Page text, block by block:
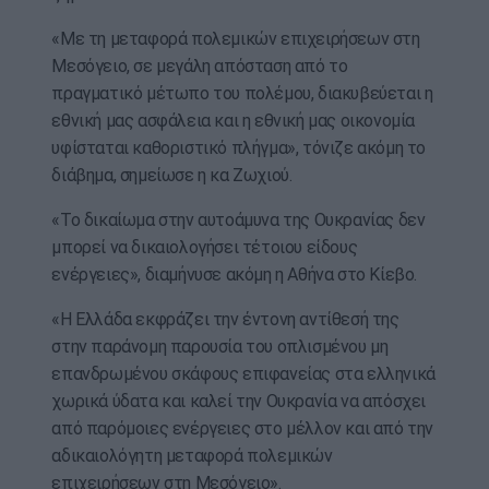
«Με τη μεταφορά πολεμικών επιχειρήσεων στη
Μεσόγειο, σε μεγάλη απόσταση από το
πραγματικό μέτωπο του πολέμου, διακυβεύεται η
εθνική μας ασφάλεια και η εθνική μας οικονομία
υφίσταται καθοριστικό πλήγμα», τόνιζε ακόμη το
διάβημα, σημείωσε η κα Ζωχιού.
«Το δικαίωμα στην αυτοάμυνα της Ουκρανίας δεν
μπορεί να δικαιολογήσει τέτοιου είδους
ενέργειες», διαμήνυσε ακόμη η Αθήνα στο Κίεβο.
«Η Ελλάδα εκφράζει την έντονη αντίθεσή της
στην παράνομη παρουσία του οπλισμένου μη
επανδρωμένου σκάφους επιφανείας στα ελληνικά
χωρικά ύδατα και καλεί την Ουκρανία να απόσχει
από παρόμοιες ενέργειες στο μέλλον και από την
αδικαιολόγητη μεταφορά πολεμικών
επιχειρήσεων στη Μεσόγειο».